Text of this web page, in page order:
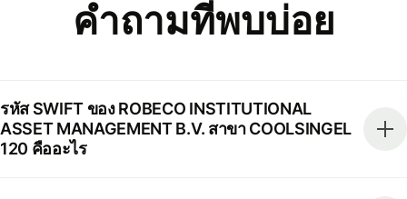
คำถามที่พบบ่อย
รหัส SWIFT ของ ROBECO INSTITUTIONAL
ASSET MANAGEMENT B.V. สาขา COOLSINGEL
120 คืออะไร